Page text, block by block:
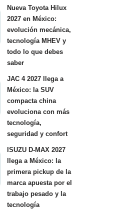
Nueva Toyota Hilux
2027 en México:
evolución mecánica,
tecnología MHEV y
todo lo que debes
saber
JAC 4 2027 llega a
México: la SUV
compacta china
evoluciona con más
tecnología,
seguridad y confort
ISUZU D-MAX 2027
llega a México: la
primera pickup de la
marca apuesta por el
trabajo pesado y la
tecnología